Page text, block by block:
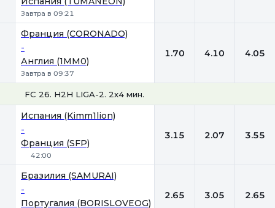
Завтра в 09:21
Франция (CORONADO)
-
Англия (1MM0)
Завтра в 09:37
1.70 4.10 4.05
FC 26. H2H LIGA-2. 2x4 мин.
Испания (Kimm1lion)
-
Франция (SFP)
42:00
3.15 2.07 3.55
Бразилия (SAMURAI)
-
Португалия (BORISLOVEOG)
2.65 3.05 2.65